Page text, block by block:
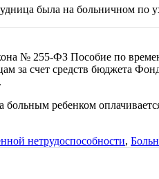
была на больничном по
№ 255-ФЗ Пособие по
за счет средств бюджета
больным ребенком
нетрудоспособности,